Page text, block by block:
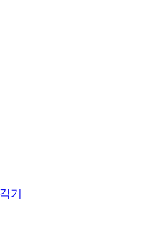
기